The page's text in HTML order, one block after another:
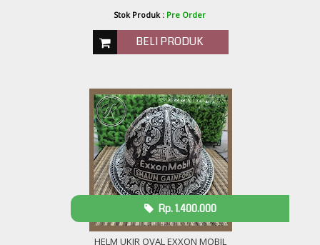
Stok Produk : Pre Order
BELI PRODUK
HELM UKIR OVAL EXXON MOBIL
Rp. 1.400.000